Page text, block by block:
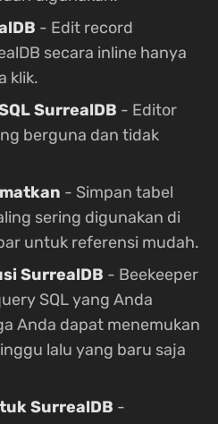
- Edit record
secara inline hanya
klik.
SurrealDB - Editor
berguna dan tidak
- Simpan tabel
sering digunakan di
untuk referensi mudah.
SurrealDB - Beekeeper
SQL yang Anda
Anda dapat menemukan
lalu yang baru saja
SurrealDB -